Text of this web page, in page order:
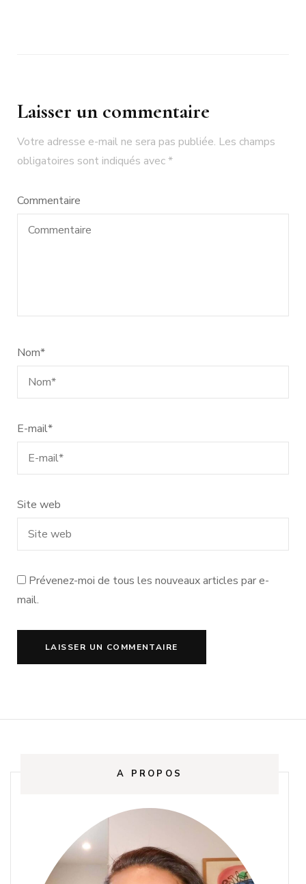
Laisser un commentaire
Votre adresse e-mail ne sera pas publiée. Les champs
obligatoires sont indiqués avec*
Commentaire
Nom*
E-mail*
Site web
Prévenez-moi de tous les nouveaux articles par e-
mail.
A PROPOS